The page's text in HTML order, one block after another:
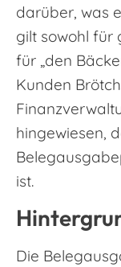
darüber, was
gilt sowohl für
für „den
Kunden
hingewiesen,
ist.
Die